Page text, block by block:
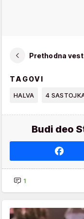
Prethodna vest
TAGOVI
HALVA 4
Budi deo
1